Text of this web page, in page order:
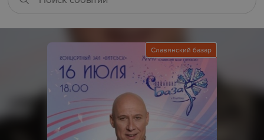
Славянский базар